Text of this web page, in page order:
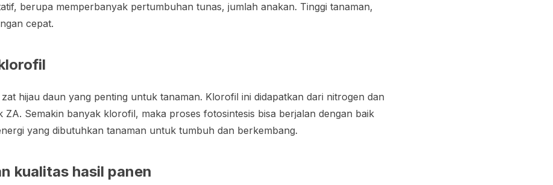
berupa memperbanyak pertumbuhan tunas, jumlah anakan. Tinggi tanaman,
cepat.
hijau daun yang penting untuk tanaman. Klorofil ini didapatkan dari nitrogen dan
ZA. Semakin banyak klorofil, maka proses fotosintesis bisa berjalan dengan baik
yang dibutuhkan tanaman untuk tumbuh dan berkembang.
kualitas hasil panen